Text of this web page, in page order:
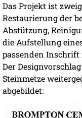
Das Projekt ist
Restaurierung der
Abstützung,
die Aufstellung
passenden
Der
Steinmetze
abgebildet: